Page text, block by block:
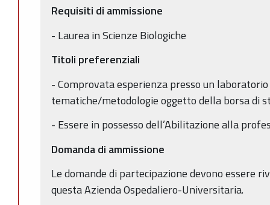
Requisiti di ammissione
- Laurea in Scienze Biologiche
Titoli preferenziali
- Comprovata esperienza presso un
tematiche/metodologie oggetto della borsa di
- Essere in possesso dell’Abilitazione alla
Domanda di ammissione
Le domande di partecipazione devono essere
questa Azienda Ospedaliero-Universitaria.